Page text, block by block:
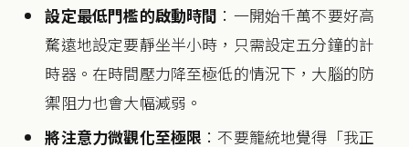
設定最低門檻的啟動時間 ：一開始千萬不要好高
騖遠地設定要靜坐半小時，只需設定五分鐘的計
時器。在時間壓力降至極低的情況下，大腦的防
禦阻力也會大幅減弱。
將注意力微觀化至極限 ：不要籠統地覺得「我正